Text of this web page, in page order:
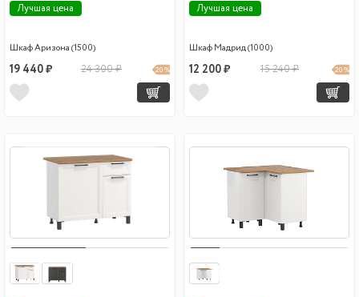
Лучшая цена
Шкаф Аризона (1500)
19 440 ₽ 24 300 ₽ 20 %
Лучшая цена
Шкаф Мадрид (1000)
12 200 ₽ 15 240 ₽ 20 %